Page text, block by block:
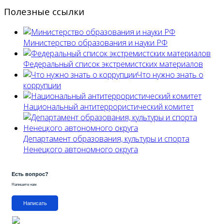
Полезные ссылки
Министерство образования и науки РФ
Федеральный список экстремистских материалов
Что нужно знать о
коррупции
Национальный антитеррористический комитет
Департамент образования, культуры и спорта
Ненецкого автономного округа
Есть вопрос?
Напишите нам
Написать